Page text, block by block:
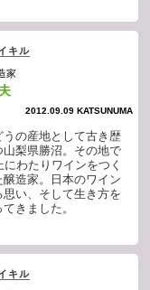
キル
家
2012.09.09 KATSUNUMA
うの産地として古き歴
山梨県勝沼。その地で
にわたりワインをつく
醸造家。日本のワイン
思い、そして生き方を
きました。
キル